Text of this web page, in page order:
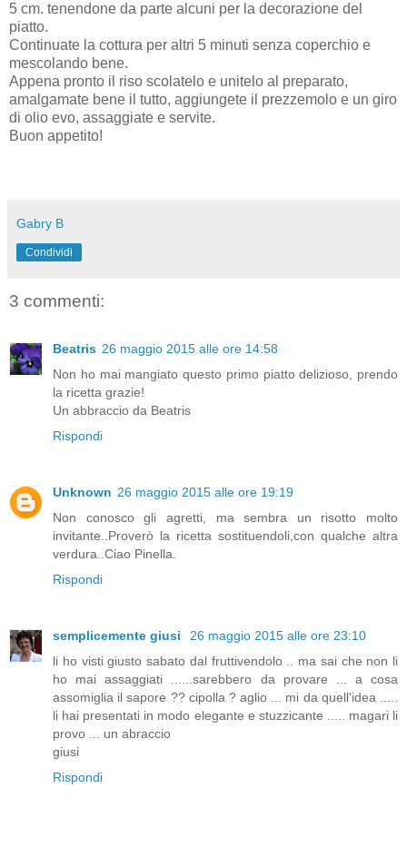
5 cm. tenendone da parte alcuni per la decorazione del
piatto.
Continuate la cottura per altri 5 minuti senza coperchio e
mescolando bene.
Appena pronto il riso scolatelo e unitelo al preparato,
amalgamate bene il tutto, aggiungete il prezzemolo e un giro
di olio evo, assaggiate e servite.
Buon appetito!
Gabry B
Condividi
3 commenti:
Beatris 26 maggio 2015 alle ore 14:58
Non ho mai mangiato questo primo piatto delizioso, prendo
la ricetta grazie!
Un abbraccio da Beatris
Rispondi
Unknown 26 maggio 2015 alle ore 19:19
Non conosco gli agretti, ma sembra un risotto molto
invitante..Proverò la ricetta sostituendoli,con qualche altra
verdura..Ciao Pinella.
Rispondi
semplicemente giusi
26 maggio 2015 alle ore 23:10
li ho visti giusto sabato dal fruttivendolo .. ma sai che non li
ho mai assaggiati ......sarebbero da provare ... a cosa
assomiglia il sapore ?? cipolla ? aglio ... mi da quell'idea .....
li hai presentati in modo elegante e stuzzicante ..... magari li
provo ... un abraccio
giusi
Rispondi